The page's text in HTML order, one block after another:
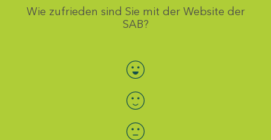
Wie zufrieden sind Sie mit der Website der
SAB?
Bewertung auswählen